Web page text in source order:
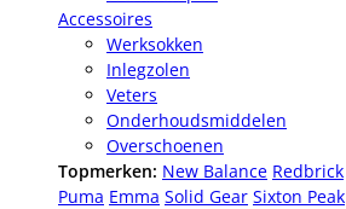
Accessoires
Werksokken
Inlegzolen
Veters
Onderhoudsmiddelen
Overschoenen
Topmerken: New Balance Redbrick
Puma Emma Solid Gear Sixton Peak